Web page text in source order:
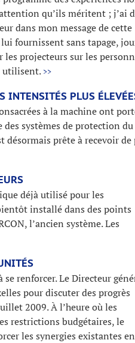
qu’ils méritent ; j’ai
dans mon message de cette
fournissent sans tapage,
projecteurs sur les
utilisent. >>
INTENSITÉS PLUS
à la machine ont
systèmes de protection du
prête à recevoir de
déjà utilisé pour les
installé dans des points
l’ancien système. Les
renforcer. Le Directeur
pour discuter des progrès
2009. À l’heure où les
restrictions budgétaires, le
les synergies existantes